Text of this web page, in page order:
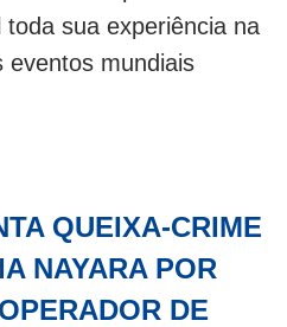
sua experiência na
eventos mundiais
QUEIXA-CRIME
NAYARA POR
DE